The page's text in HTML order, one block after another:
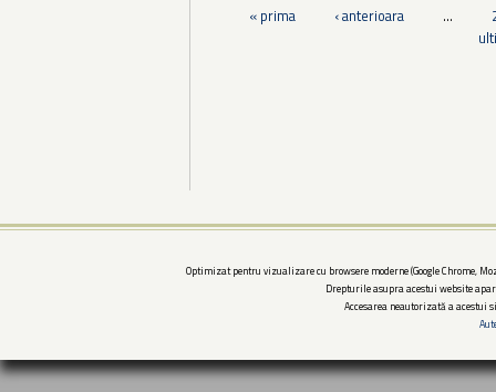
Pagini
« prima ‹ anterioara …
Optimizat pentru vizualizare cu browsere moderne (Google Chrome,
Drepturile asupra acestui website
Accesarea neautorizată a acestui